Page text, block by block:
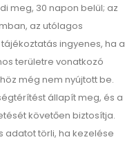
meg, 30 napon belül; az
az utólagos
ingyenes, ha a
területre vonatkozó
még nem nyújtott be.
állapít meg, és a
követően biztosítja.
adatot törli, ha kezelése